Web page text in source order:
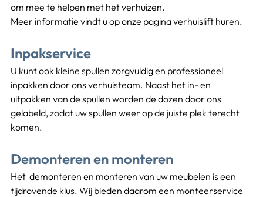
om mee te helpen met het verhuizen.
Meer informatie vindt u op onze pagina verhuislift huren.
Inpakservice
U kunt ook kleine spullen zorgvuldig en professioneel
inpakken door ons verhuisteam. Naast het in- en
uitpakken van de spullen worden de dozen door ons
gelabeld, zodat uw spullen weer op de juiste plek terecht
komen.
Demonteren en monteren
Het  demonteren en monteren van uw meubelen is een
tijdrovende klus. Wij bieden daarom een monteerservice